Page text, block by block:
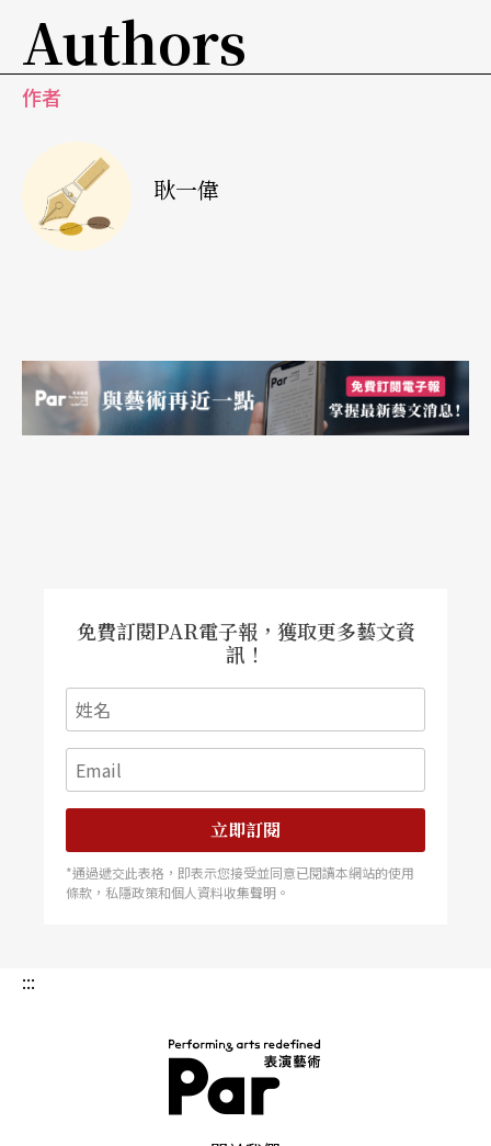
至少當我去年訪問勒帕吉時，問他世界博覽會對他
創作的影響時，勒帕吉並不否認地說：「哈哈哈，
位，我們忽然可以接觸到世界的文化，之前此地的
文化多樣性是很有限的，基本上就是北美文化。博
用漢字「夢」譜記作品
除了以上的外緣詮釋，理解勒帕吉的創作手法，也
普林斯（Anna Halprin）所發展的創作方法中，譜
記是最重要。因為有了譜，才能讓集體即興創作的
散亂素材，有可能被組織化起來，轉化成一個有機
的作品。
譜記有可能是任何圖表，甚至是圖畫。我最喜歡舉
勒帕吉一九九三年在巴伐利亞國家劇院執導《莎士
比亞的快速眼動》Shakespeare’s Rapid Eyes Mov
後由此出發，最後這齣莎士比亞的夢劇拼貼，變成
演員必須約十公尺高的三扇小窗戶外博命演出。在
製作這齣戲的過程中，「夢」這個字就是個譜記。
Authors
作者
耿一偉
免費訂閱PAR電子報，獲取更多藝文資
訊！
立即訂閱
*通過遞交此表格，即表示您接受並同意已閱讀本網站的使用
條款，私隱政策和個人資料收集聲明。
:::